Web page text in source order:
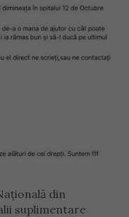
din
suplimentare